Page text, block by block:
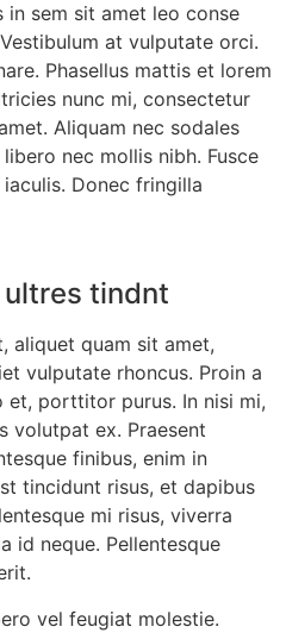
in sem sit amet leo conse
at vulputate orci.
Phasellus mattis et lorem
nunc mi, consectetur
Aliquam nec sodales
nec mollis nibh. Fusce
Donec fringilla
tindnt
aliquet quam sit amet,
vulputate rhoncus. Proin a
et, porttitor purus. In nisi mi,
volutpat ex. Praesent
finibus, enim in
tincidunt risus, et dapibus
mi risus, viverra
id neque. Pellentesque
vel feugiat molestie.